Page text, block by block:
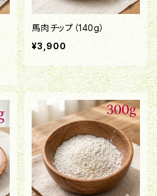
馬肉チップ（140g）
¥3,900